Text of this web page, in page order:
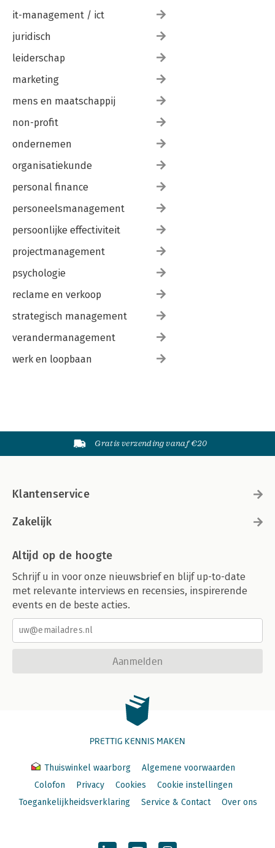
it-management / ict
juridisch
leiderschap
marketing
mens en maatschappij
non-profit
ondernemen
organisatiekunde
personal finance
personeelsmanagement
persoonlijke effectiviteit
projectmanagement
psychologie
reclame en verkoop
strategisch management
verandermanagement
werk en loopbaan
Gratis verzending vanaf €20
Klantenservice
Zakelijk
Altijd op de hoogte
Schrijf u in voor onze nieuwsbrief en blijf up-to-date
met relevante interviews en recensies, inspirerende
events en de beste acties.
Aanmelden
PRETTIG KENNIS MAKEN
Thuiswinkel waarborg
Algemene voorwaarden
Colofon
Privacy Cookies
Cookie instellingen
Toegankelijkheidsverklaring
Service & Contact Over ons